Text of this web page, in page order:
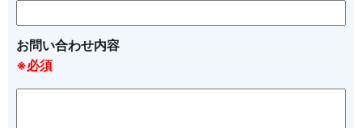
お問い合わせ内容
※必須